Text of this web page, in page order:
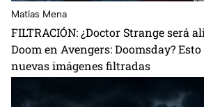
Matías Mena
FILTRACIÓN: ¿Doctor Strange será
Doom en Avengers: Doomsday?
nuevas imágenes filtradas